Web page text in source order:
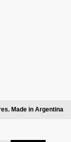
Made in Argentina